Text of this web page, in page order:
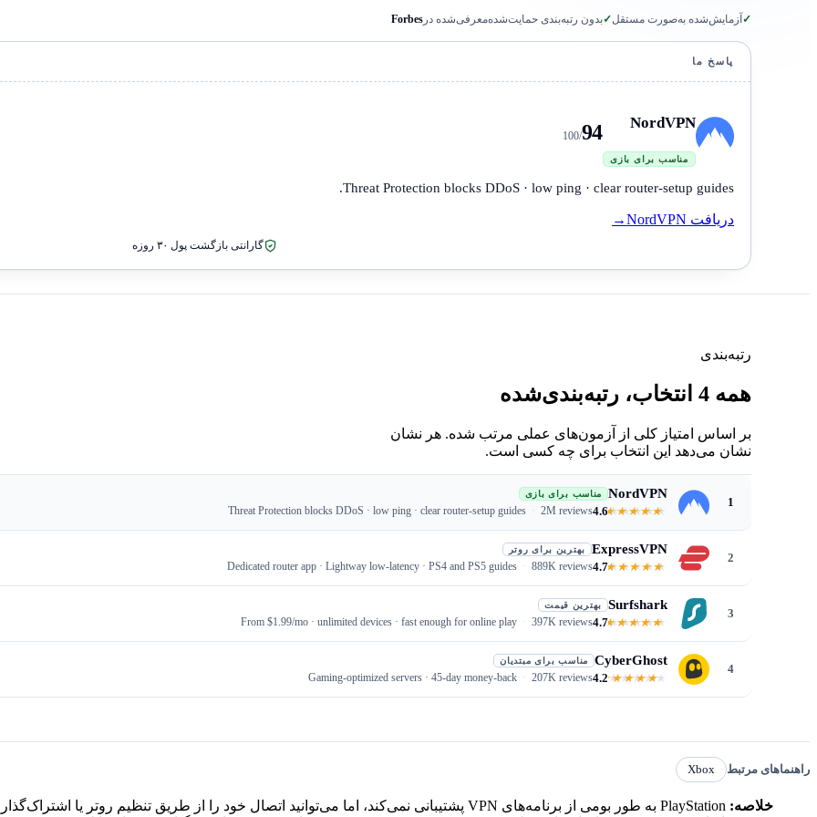
✓آزمایش‌شده به‌صورت مستقل✓بدون رتبه‌بندی حمایت‌شدهمعرفی‌شده در Forbes
پاسخ ما
NordVPN
مناسب برای بازی
94
/100
Threat Protection blocks DDoS · low ping · clear router-setup guides.
دریافت NordVPN →
گارانتی بازگشت پول ۳۰ روزه
رتبه‌بندی
همه 4 انتخاب، رتبه‌بندی‌شده
بر اساس امتیاز کلی از آزمون‌های عملی مرتب شده. هر نشان
نشان می‌دهد این انتخاب برای چه کسی است.
1
NordVPN مناسب برای بازی
4.6
2M reviews
Threat Protection blocks DDoS · low ping · clear router-setup guides
2
ExpressVPN بهترین برای روتر
4.7
889K reviews
Dedicated router app · Lightway low-latency · PS4 and PS5 guides
3
Surfshark بهترین قیمت
4.7
397K reviews
From $1.99/mo · unlimited devices · fast enough for online play
4
CyberGhost مناسب برای مبتدیان
4.2
207K reviews
Gaming-optimized servers · 45-day money-back
راهنماهای مرتبط Xbox
خلاصه: